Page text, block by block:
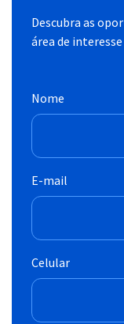
Descubra as
área de
Nome
E-mail
Celular